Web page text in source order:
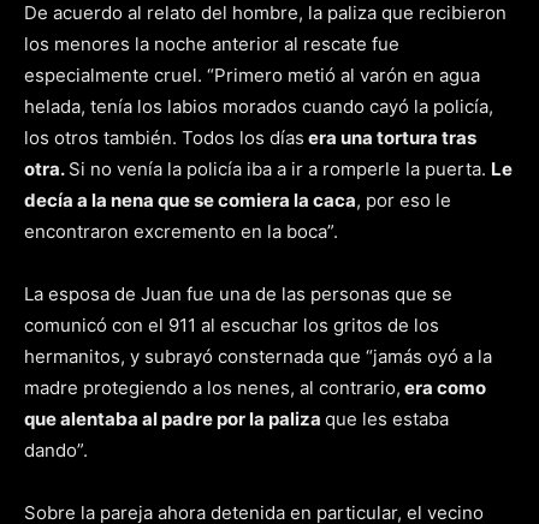
De acuerdo al relato del hombre, la paliza que recibieron
los menores la noche anterior al rescate fue
especialmente cruel. “Primero metió al varón en agua
helada, tenía los labios morados cuando cayó la policía,
los otros también. Todos los días era una tortura tras
otra. Si no venía la policía iba a ir a romperle la puerta. Le
decía a la nena que se comiera la caca, por eso le
encontraron excremento en la boca”.
La esposa de Juan fue una de las personas que se
comunicó con el 911 al escuchar los gritos de los
hermanitos, y subrayó consternada que “jamás oyó a la
madre protegiendo a los nenes, al contrario, era como
que alentaba al padre por la paliza que les estaba
dando”.
Sobre la pareja ahora detenida en particular, el vecino